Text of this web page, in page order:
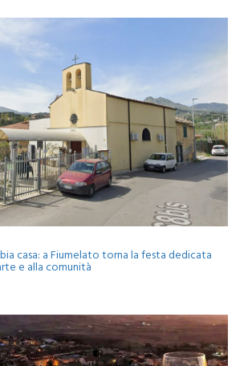
casa: a Fiumelato torna la festa dedicata
e alla comunità